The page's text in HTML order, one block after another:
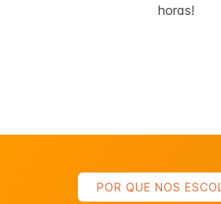
horas!
POR QUE NOS